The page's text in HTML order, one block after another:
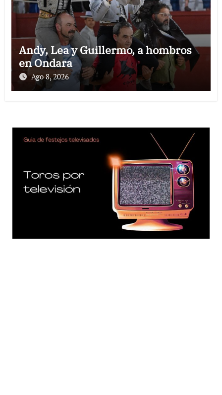
Andy, Lea y Guillermo, a hombros
en Ondara
Ago 8, 2026